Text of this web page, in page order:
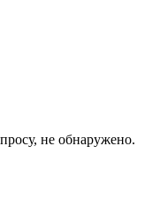
не обнаружено.